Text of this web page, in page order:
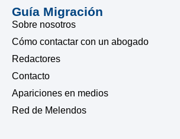
Guía Migración
Sobre nosotros
Cómo contactar con un abogado
Redactores
Contacto
Apariciones en medios
Red de Melendos